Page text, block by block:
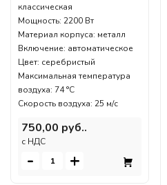
классическая
Мощность: 2200 Вт
Материал корпуса: металл
Включение: автоматическое
Цвет: серебристый
Максимальная температура
воздуха: 74 °C
Скорость воздуха: 25 м/с
750,00 руб..
c НДС
- +